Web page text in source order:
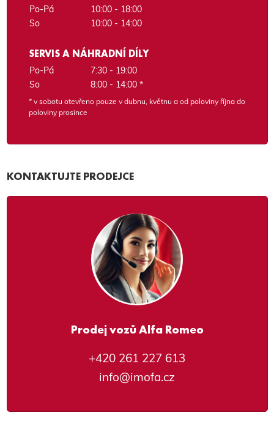
Po-Pá
10:00 - 18:00
So
10:00 - 14:00
SERVIS A NÁHRADNÍ DÍLY
Po-Pá
7:30 - 19:00
So
8:00 - 14:00 *
* v sobotu otevřeno pouze v dubnu, květnu a od poloviny října do
poloviny prosince
KONTAKTUJTE PRODEJCE
Prodej vozů Alfa Romeo
+420 261 227 613
info@imofa.cz